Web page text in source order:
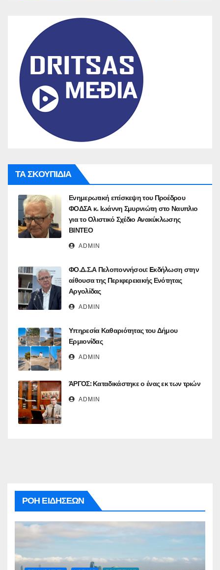
ΤΑ ΣΚΟΥΠΙΔΙΑ
Ενημερωτική επίσκεψη του Προέδρου
ΦΟΔΣΑ κ. Ιωάννη Σμυρνιώτη στο Ναυπλιο
για το Ολιστικό Σχέδιο Ανακύκλωσης
ΒΙΝΤΕΟ
ADMIN
ΦΟ.Δ.Σ.Α Πελοποννήσου: Eκδήλωση στην
αίθουσα της Περιφερειακής Ενότητας
Αργολίδας
ADMIN
Υπηρεσία Καθαριότητας του Δήμου
Ερμιονίδας
ADMIN
ΆΡΓΟΣ: Καταδικάστηκε ο ένας εκ των τριών
ADMIN
ΡΟΗ ΕΙΔΗΣΕΩΝ